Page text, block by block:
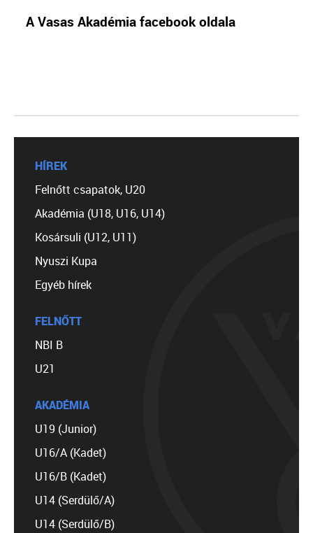
A Vasas Akadémia facebook oldala
HÍREK
Felnőtt csapatok, U20
Akadémia (U18, U16, U14)
Kosársuli (U12, U11)
Nyuszi Kupa
Egyéb hírek
FELNŐTT
NBI B
U21
AKADÉMIA
U19 (Junior)
U16/A (Kadet)
U16/B (Kadet)
U14 (Serdülő/A)
U14 (Serdülő/B)